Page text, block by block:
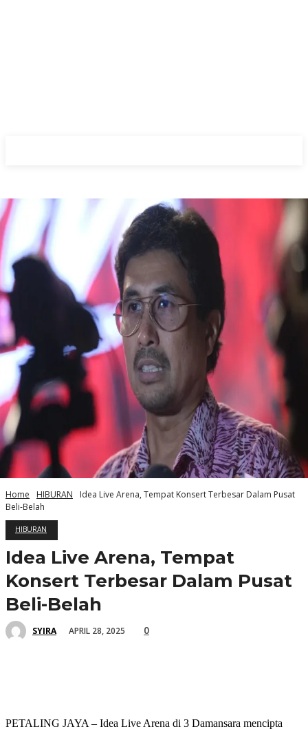
Home HIBURAN
Idea Live Arena, Tempat Konsert Terbesar Dalam Pusat
Beli-Belah
HIBURAN
Idea Live Arena, Tempat
Konsert Terbesar Dalam Pusat
Beli-Belah
SYIRA APRIL 28, 2025 0
PETALING JAYA – Idea Live Arena di 3 Damansara mencipta